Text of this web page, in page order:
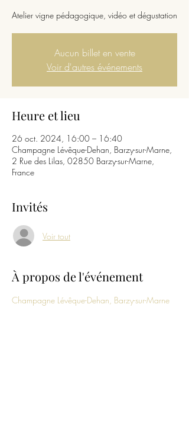
Atelier vigne pédagogique, vidéo et dégustation
Aucun billet en vente
Voir d'autres événements
Heure et lieu
26 oct. 2024, 16:00 – 16:40
Champagne Lévêque-Dehan, Barzy-sur-Marne,
2 Rue des Lilas, 02850 Barzy-sur-Marne,
France
Invités
Voir tout
À propos de l'événement
Champagne Lévêque-Dehan, Barzy-sur-Marne